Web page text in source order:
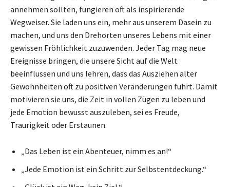
annehmen sollten, fungieren oft als inspirierende
Wegweiser. Sie laden uns ein, mehr aus unserem Dasein zu
machen, und uns den Drehorten unseres Lebens mit einer
gewissen Fröhlichkeit zuzuwenden. Jeder Tag mag neue
Ereignisse bringen, die unsere Sicht auf die Welt
beeinflussen und uns lehren, dass das Ausziehen alter
Gewohnheiten oft zu positiven Veränderungen führt. Damit
motivieren sie uns, die Zeit in vollen Zügen zu leben und
jede Emotion bewusst auszuleben, sei es Freude,
Traurigkeit oder Erstaunen.
„Das Leben ist ein Abenteuer, nimm es an!“
„Jede Emotion ist ein Schritt zur Selbstentdeckung.“